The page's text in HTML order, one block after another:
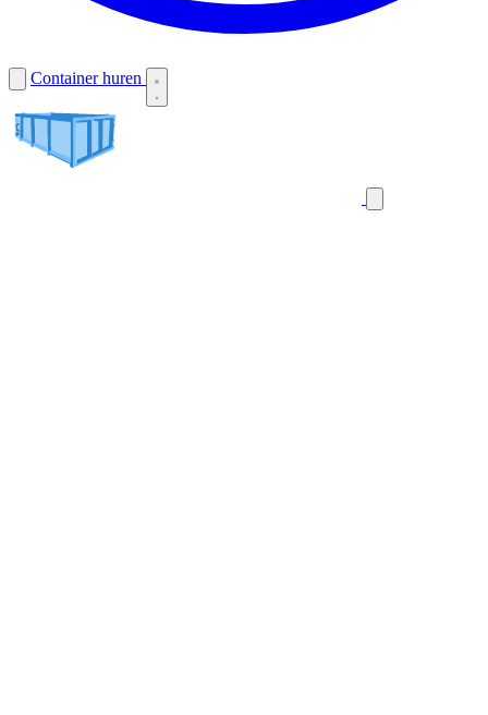
Container huren